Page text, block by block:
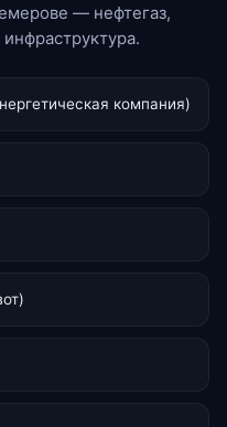
— нефтегаз,
компания)